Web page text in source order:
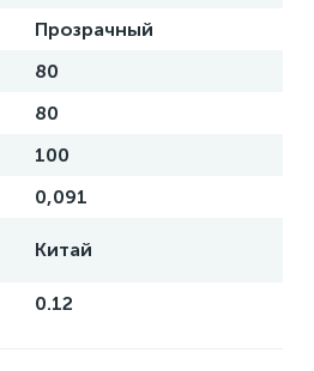
Прозрачный
80
80
100
0,091
Китай
0.12